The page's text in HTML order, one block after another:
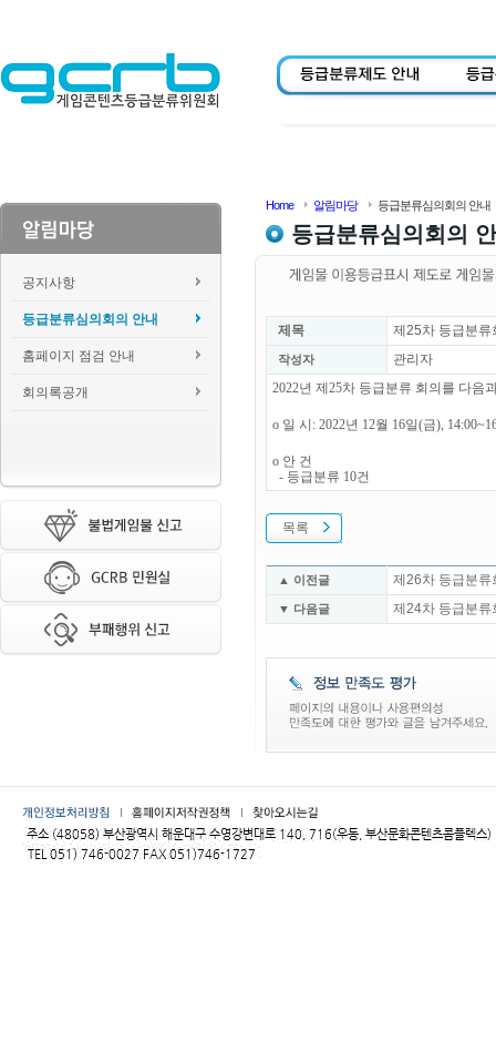
공지사항
등급분류심의회의 안내
홈페이지 점검 안내
회의록공개
Home 알림마당 등급분류심의회의 안내
등급분류심의회의
제목 제25차 등급분류
작성자
관리자
2022년 제25차 등급분류 회의를 다음
o 일 시: 2022년 12월 16일(금),
o 안 건
- 등급분류 10건
목록
▲ 이전글 제26차 등급분류
▼ 다음글 제24차 등급분류